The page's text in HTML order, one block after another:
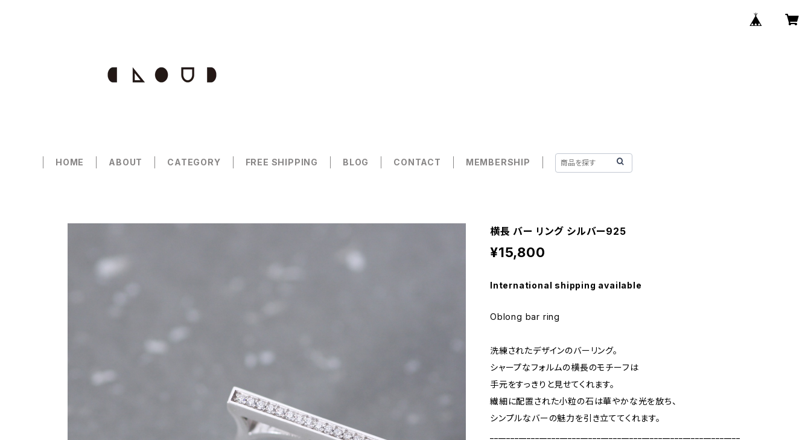
HOME ABOUT CATEGORY FREE SHIPPING BLOG CONTACT MEMBERSHIP
横長 バー リング シルバー925
¥15,800
International shipping available
Oblong bar ring
洗練されたデザインのバーリング。
シャープなフォルムの横長のモチーフは
手元をすっきりと見せてくれます。
繊細に配置された小粒の石は華やかな光を放ち、
シンプルなバーの魅力を引き立ててくれます。